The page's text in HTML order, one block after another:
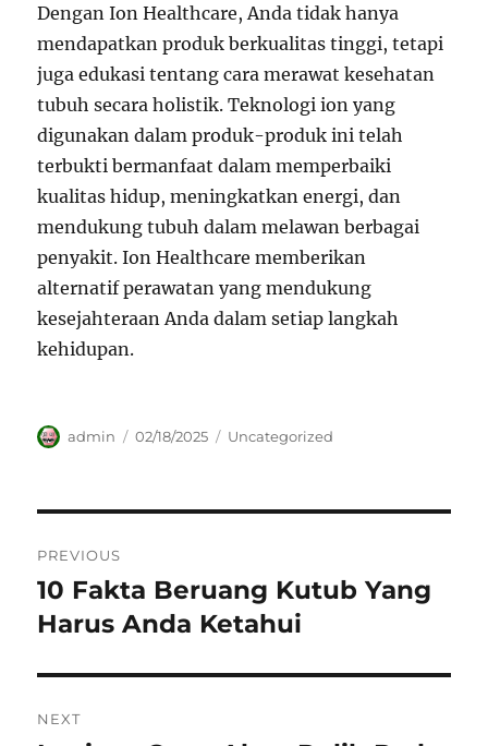
Dengan Ion Healthcare, Anda tidak hanya
mendapatkan produk berkualitas tinggi, tetapi
juga edukasi tentang cara merawat kesehatan
tubuh secara holistik. Teknologi ion yang
digunakan dalam produk-produk ini telah
terbukti bermanfaat dalam memperbaiki
kualitas hidup, meningkatkan energi, dan
mendukung tubuh dalam melawan berbagai
penyakit. Ion Healthcare memberikan
alternatif perawatan yang mendukung
kesejahteraan Anda dalam setiap langkah
kehidupan.
Author
admin
Posted
02/18/2025 Categories
Uncategorized
pos
PREVIOUS
Previous
post:
10 Fakta Beruang Kutub Yang
Harus Anda Ketahui
NEXT